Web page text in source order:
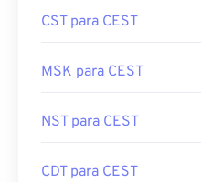
CST para CEST
MSK para CEST
NST para CEST
CDT para CEST